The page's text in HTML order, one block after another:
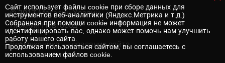
© 2017 Магазин Хозяин
Нижний Новгород
Вебмеханика — создание сайта
Cайт использует файлы cookie при сборе данных для
инструментов веб-аналитики (Яндекс.Метрика и т.д.)
Собранная при помощи cookie информация не может
идентифицировать вас, однако может помочь нам улучшить
работу нашего сайта.
Продолжая пользоваться сайтом, вы соглашаетесь с
использованием файлов cookie.